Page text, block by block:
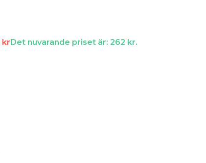
krDet nuvarande priset är: 262 kr.